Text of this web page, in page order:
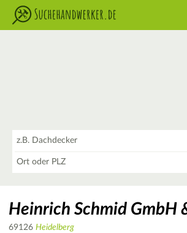
Heinrich Schmid GmbH
69126 Heidelberg